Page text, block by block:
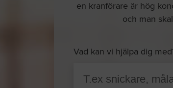
en kranförare är hög
och man
Vad kan vi hjälpa dig